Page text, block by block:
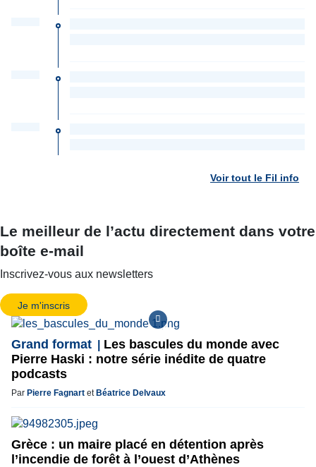
Voir tout le Fil info
Le meilleur de l’actu directement dans votre
boîte e-mail
Inscrivez-vous aux newsletters
Je m'inscris
Grand format
Les bascules du monde avec
Pierre Haski : notre série inédite de quatre
podcasts
Par Pierre Fagnart et Béatrice Delvaux
Grèce : un maire placé en détention après
l’incendie de forêt à l’ouest d’Athènes